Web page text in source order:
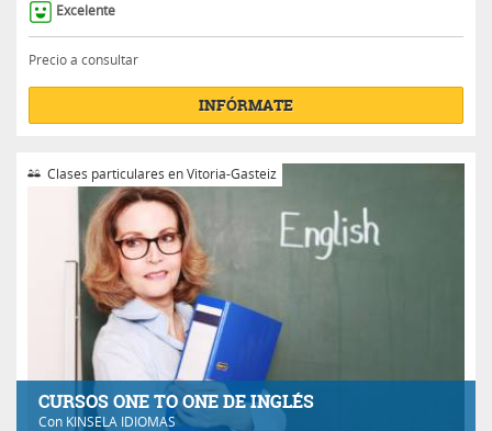
Excelente
Precio a consultar
INFÓRMATE
CURSOS ONE TO ONE DE INGLÉS
Con KINSELA IDIOMAS
Clases particulares en Vitoria-Gasteiz